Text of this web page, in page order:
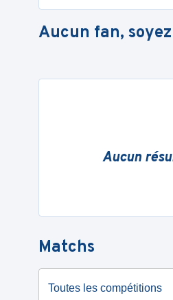
Aucun fan,
Aucun
Matchs
Toutes les compétitions